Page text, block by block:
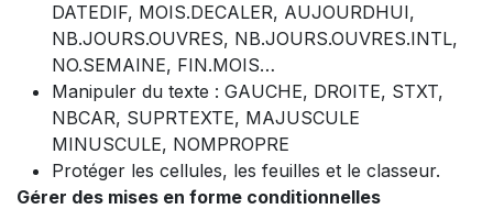
DATEDIF, MOIS.DECALER, AUJOURDHUI,
NB.JOURS.OUVRES, NB.JOURS.OUVRES.INTL,
NO.SEMAINE, FIN.MOIS…
Manipuler du texte : GAUCHE, DROITE, STXT,
NBCAR, SUPRTEXTE, MAJUSCULE
MINUSCULE, NOMPROPRE
Protéger les cellules, les feuilles et le classeur.
Gérer des mises en forme conditionnelles